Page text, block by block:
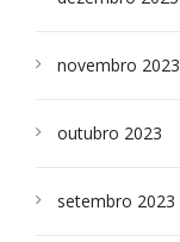
novembro 2023
outubro 2023
setembro 2023